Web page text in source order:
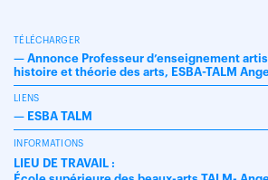
TÉLÉCHARGER
— Annonce Professeur d’enseignement
histoire et théorie des arts, ESBA-TALM
LIENS
— ESBA TALM
INFORMATIONS
LIEU DE TRAVAIL :